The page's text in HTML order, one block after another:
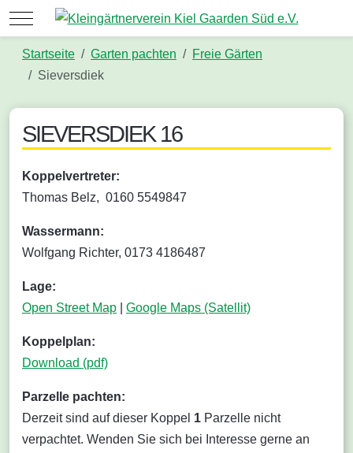
Mobile Menu Toggle
Startseite Garten pachten
Freie Gärten
Sieversdiek
SIEVERSDIEK 16
Koppelvertreter:
Thomas Belz, 0160 5549847
Wassermann:
Wolfgang Richter, 0173 4186487
Lage:
Open Street Map
Google Maps (Satellit)
Koppelplan:
Download (pdf)
Parzelle pachten:
Derzeit sind auf dieser Koppel 1 Parzelle nicht
verpachtet. Wenden Sie sich bei Interesse gerne an